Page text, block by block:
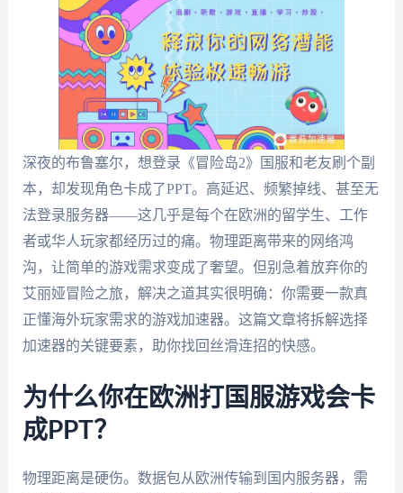
深夜的布鲁塞尔，想登录《冒险岛2》国服和老友刷个副
本，却发现角色卡成了PPT。高延迟、频繁掉线、甚至无
法登录服务器——这几乎是每个在欧洲的留学生、工作
者或华人玩家都经历过的痛。物理距离带来的网络鸿
沟，让简单的游戏需求变成了奢望。但别急着放弃你的
艾丽娅冒险之旅，解决之道其实很明确：你需要一款真
正懂海外玩家需求的游戏加速器。这篇文章将拆解选择
加速器的关键要素，助你找回丝滑连招的快感。
为什么你在欧洲打国服游戏会卡
成PPT？
物理距离是硬伤。数据包从欧洲传输到国内服务器，需